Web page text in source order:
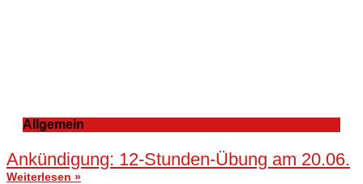
Allgemein
Ankündigung: 12-Stunden-Übung am 20.06.
Weiterlesen »